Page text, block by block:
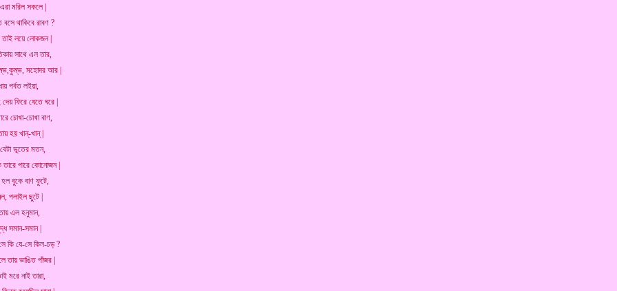
মরিল সকলে |
থাকিবে রাবণ ?
লয়ে লোকজন |
সাথে এল তার,
মহোদর আর |
পর্বত লইয়া,
দেয় ফিরে যেতে ঘরে |
চোখা-চোখা বাণ,
হয় খান্-খান্ |
ভূতের মতন,
তারে পারে কোনোজন |
হল বুকে বাণ ফুটে,
পলাইল ছুটে |
এল হনুমান,
সমান-সমান |
কি যে-সে কিল-চড় ?
ভাঙিত পাঁজর |
মরে নাই তারা,